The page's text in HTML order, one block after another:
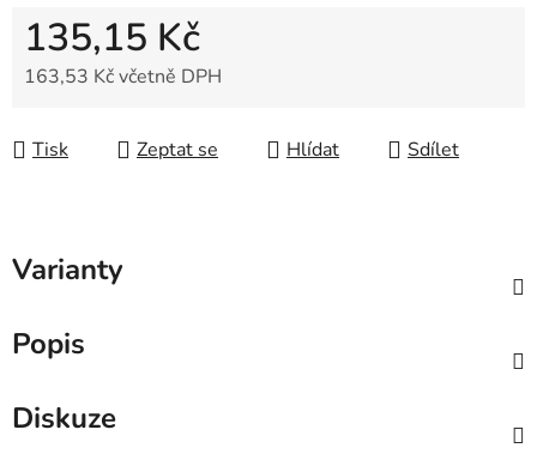
135,15 Kč
163,53 Kč včetně DPH
Tisk
Zeptat se Hlídat Sdílet
Varianty
Popis
Diskuze